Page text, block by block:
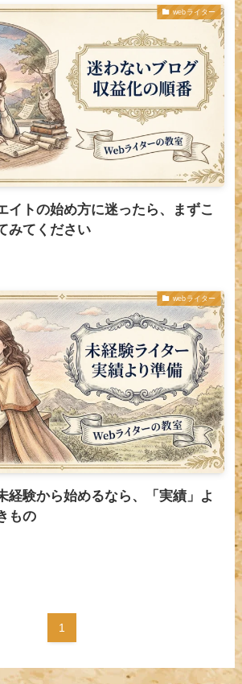
webライター
イトの始め方に迷ったら、まずこ
みてください
webライター
経験から始めるなら、「実績」よ
もの
1